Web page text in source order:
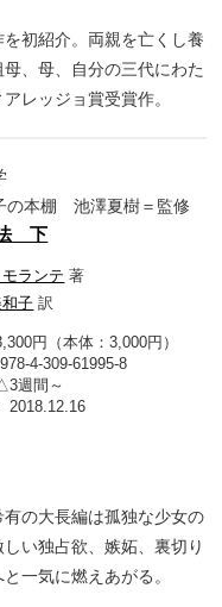
初紹介。両親を亡くし養
、母、自分の三代にわた
レッジョ賞受賞作。
の本棚 池澤夏樹＝監修
下
ランテ 著
子 訳
円（本体：3,000円）
978-4-309-61995-8
週間～
2018.12.16
の大長編は孤独な少女の
い独占欲、嫉妬、裏切り
一気に燃えあがる。